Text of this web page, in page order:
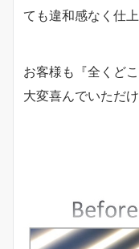
ても違和感なく仕
お客様も『全くど
大変喜んでいただ